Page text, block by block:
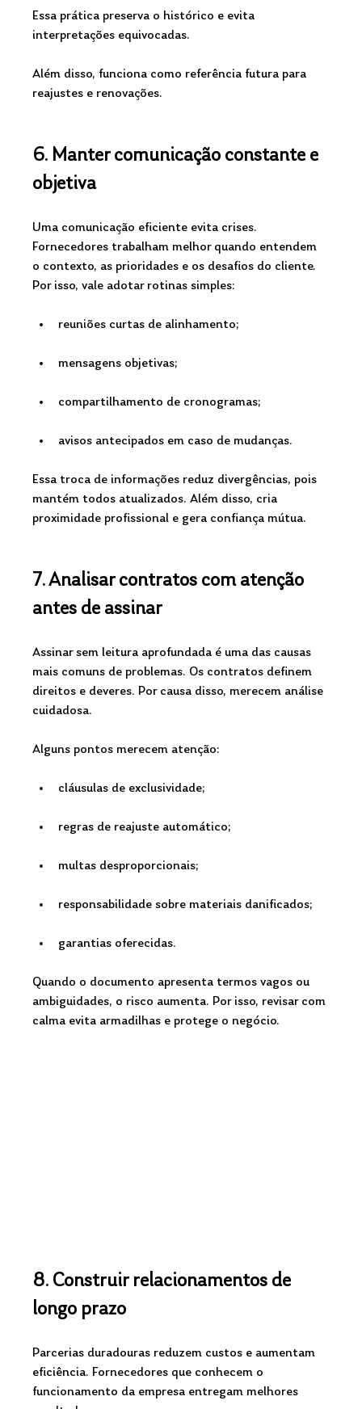
Essa prática preserva o histórico e evita
interpretações equivocadas.
Além disso, funciona como referência futura para
reajustes e renovações.
6. Manter comunicação constante e
objetiva
Uma comunicação eficiente evita crises.
Fornecedores trabalham melhor quando entendem
o contexto, as prioridades e os desafios do cliente.
Por isso, vale adotar rotinas simples:
reuniões curtas de alinhamento;
mensagens objetivas;
compartilhamento de cronogramas;
avisos antecipados em caso de mudanças.
Essa troca de informações reduz divergências, pois
mantém todos atualizados. Além disso, cria
proximidade profissional e gera confiança mútua.
7. Analisar contratos com atenção
antes de assinar
Assinar sem leitura aprofundada é uma das causas
mais comuns de problemas. Os contratos definem
direitos e deveres. Por causa disso, merecem análise
cuidadosa.
Alguns pontos merecem atenção:
cláusulas de exclusividade;
regras de reajuste automático;
multas desproporcionais;
responsabilidade sobre materiais danificados;
garantias oferecidas.
Quando o documento apresenta termos vagos ou
ambiguidades, o risco aumenta. Por isso, revisar com
calma evita armadilhas e protege o negócio.
8. Construir relacionamentos de
longo prazo
Parcerias duradouras reduzem custos e aumentam
eficiência. Fornecedores que conhecem o
funcionamento da empresa entregam melhores